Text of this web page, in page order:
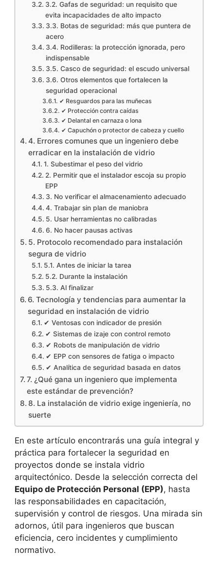
3.2. Gafas de seguridad: un requisito que
evita incapacidades de alto impacto
3.3. Botas de seguridad: más que puntera de
acero
3.4. Rodilleras: la protección ignorada, pero
indispensable
3.5. Casco de seguridad: el escudo universal
3.6. Otros elementos que fortalecen la
seguridad operacional
✔ Resguardos para las muñecas
✔ Protección contra caídas
✔ Delantal en carnaza o lona
✔ Capuchón o protector de cabeza y cuello
4. Errores comunes que un ingeniero debe
erradicar en la instalación de vidrio
1. Subestimar el peso del vidrio
2. Permitir que el instalador escoja su propio
EPP
3. No verificar el almacenamiento adecuado
4. Trabajar sin plan de maniobra
5. Usar herramientas no calibradas
6. No hacer pausas activas
5. Protocolo recomendado para instalación
segura de vidrio
5.1. Antes de iniciar la tarea
5.2. Durante la instalación
5.3. Al finalizar
6. Tecnología y tendencias para aumentar la
seguridad en instalación de vidrio
✔ Ventosas con indicador de presión
✔ Sistemas de izaje con control remoto
✔ Robots de manipulación de vidrio
✔ EPP con sensores de fatiga o impacto
✔ Analítica de seguridad basada en datos
7. ¿Qué gana un ingeniero que implementa
este estándar de prevención?
8. La instalación de vidrio exige ingeniería, no
suerte
En este artículo encontrarás una guía integral y
práctica para fortalecer la seguridad en
proyectos donde se instala vidrio
arquitectónico. Desde la selección correcta del
Equipo de Protección Personal (EPP), hasta
las responsabilidades en capacitación,
supervisión y control de riesgos. Una mirada sin
adornos, útil para ingenieros que buscan
eficiencia, cero incidentes y cumplimiento
normativo.